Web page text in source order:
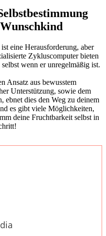
eine Her­aus­for­de­rung, aber
Zyklus­com­pu­ter bie­ten
wenn er unre­gel­mä­ßig ist.
Ansatz aus bewuss­tem
Unter­stüt­zung, sowie dem
ebnet dies den Weg zu dei­nem
es gibt vie­le Mög­lich­kei­ten,
dei­ne Frucht­bar­keit selbst in